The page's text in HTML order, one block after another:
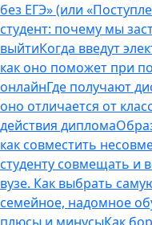
без ЕГЭ» (или
студент: почему мы
выйтиКогда введут
как оно поможет при
онлайнГде получают
оно отличается от
действия диплома
как совместить
студенту совмещать и
вузе. Как выбрать
семейное, надомное